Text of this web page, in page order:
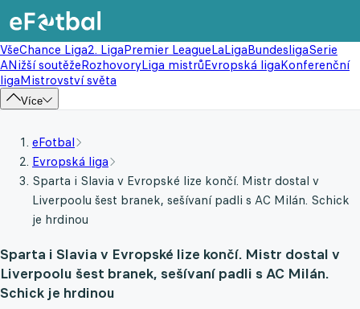
VšeChance Liga2. LigaPremier LeagueLaLigaBundesligaSerie
ANižší soutěžeRozhovoryLiga mistrůEvropská ligaKonferenční
ligaMistrovství světa
Více
eFotbal
Evropská liga
Sparta i Slavia v Evropské lize končí. Mistr dostal v
Liverpoolu šest branek, sešívaní padli s AC Milán. Schick
je hrdinou
Sparta i Slavia v Evropské lize končí. Mistr dostal v
Liverpoolu šest branek, sešívaní padli s AC Milán.
Schick je hrdinou